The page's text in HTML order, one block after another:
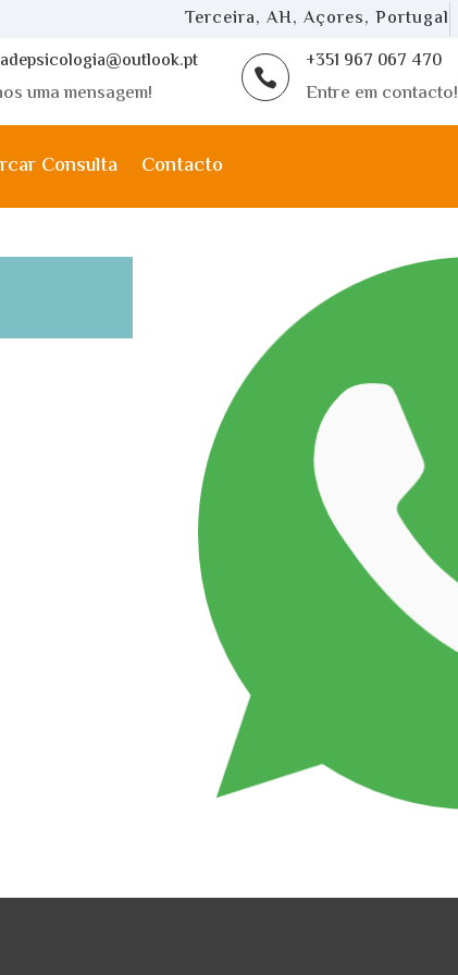
Terceira, AH, Açores, Portugal
uma mensagem!

+351 967 067 470
Entre em contacto!
Consulta Contacto